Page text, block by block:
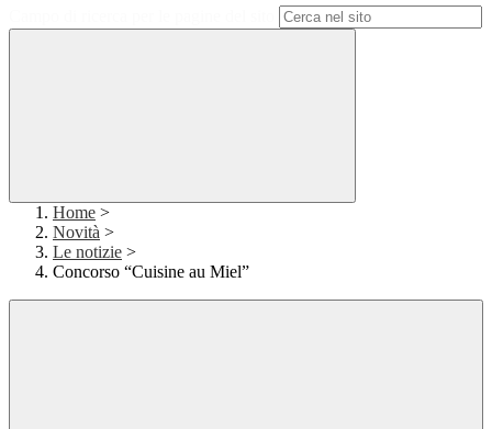
Home >
Novità >
Le notizie >
Concorso “Cuisine au Miel”